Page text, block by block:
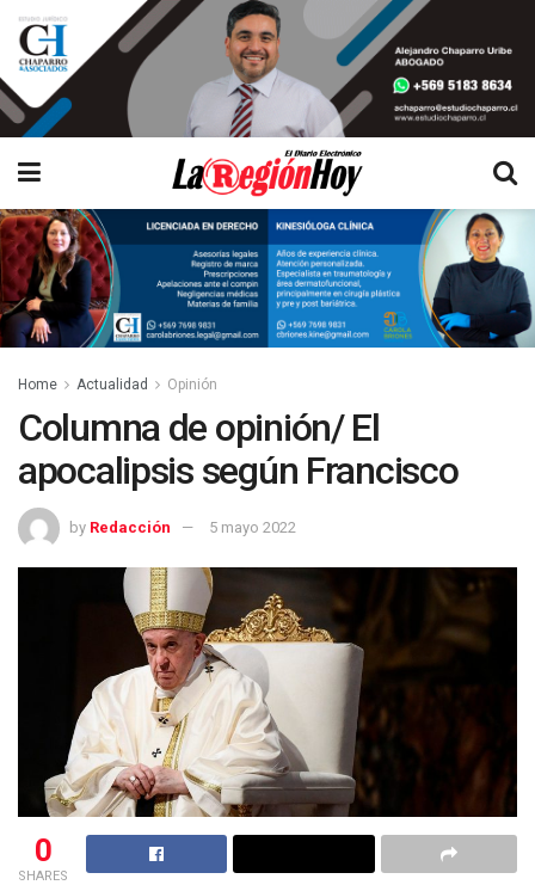
Home Actualidad Opinión
Columna de opinión/ El
apocalipsis según Francisco
by Redacción 5 mayo 2022
0
SHARES